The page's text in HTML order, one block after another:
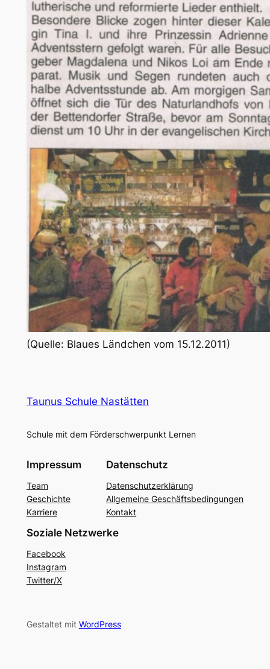
(Quelle: Blaues Ländchen vom 15.12.2011)
Taunus Schule Nastätten
Schule mit dem Förderschwerpunkt Lernen
Impressum
Team
Geschichte
Karriere
Datenschutz
Datenschutzerklärung
Allgemeine Geschäftsbedingungen
Kontakt
Soziale Netzwerke
Facebook
Instagram
Twitter/X
Gestaltet mit WordPress